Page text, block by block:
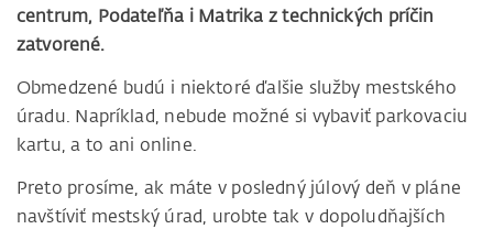
centrum, Podateľňa i Matrika z technických príčin
zatvorené.
Obmedzené budú i niektoré ďalšie služby mestského
úradu. Napríklad, nebude možné si vybaviť parkovaciu
kartu, a to ani online.
Preto prosíme, ak máte v posledný júlový deň v pláne
navštíviť mestský úrad, urobte tak v dopoludňajších